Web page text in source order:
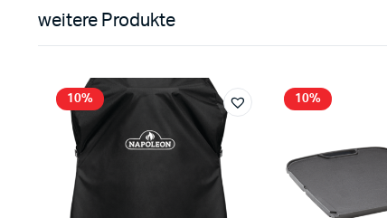
weitere Produkte
10% 10%